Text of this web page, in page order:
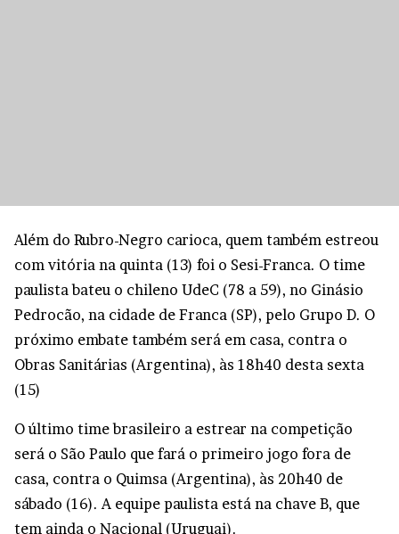
Além do Rubro-Negro carioca, quem também estreou
com vitória na quinta (13) foi o Sesi-Franca. O time
paulista bateu o chileno UdeC (78 a 59), no Ginásio
Pedrocão, na cidade de Franca (SP), pelo Grupo D. O
próximo embate também será em casa, contra o
Obras Sanitárias (Argentina), às 18h40 desta sexta
(15)
O último time brasileiro a estrear na competição
será o São Paulo que fará o primeiro jogo fora de
casa, contra o Quimsa (Argentina), às 20h40 de
sábado (16). A equipe paulista está na chave B, que
tem ainda o Nacional (Uruguai).